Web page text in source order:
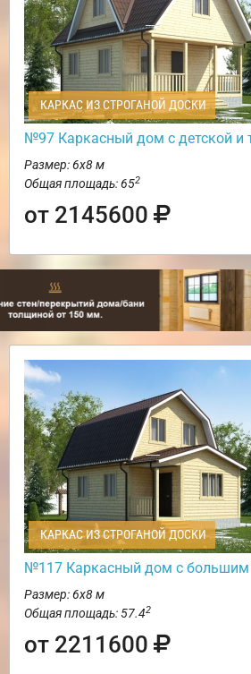
КАРКАС ИЗ СТРОГАНОЙ ДОСКИ
№97 Каркасный дом с детской и
Размер: 6х8 м
Общая площадь: 652
от 2145600
КАРКАС ИЗ СТРОГАНОЙ ДОСКИ
№117 Каркасный дом с большим
Размер: 6х8 м
Общая площадь: 57.42
от 2211600